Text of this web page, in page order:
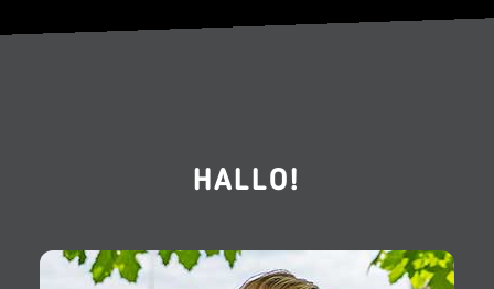
HALLO!